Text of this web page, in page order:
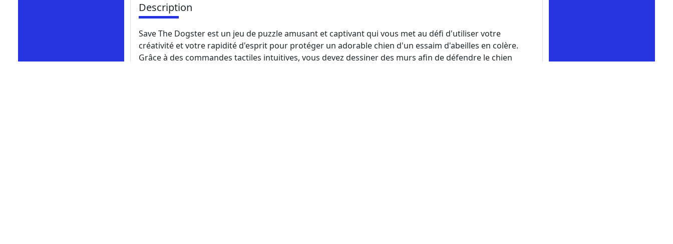
Description
Save The Dogster est un jeu de puzzle amusant et captivant qui vous met au défi d'utiliser votre
créativité et votre rapidité d'esprit pour protéger un adorable chien d'un essaim d'abeilles en colère.
Grâce à des commandes tactiles intuitives, vous devez dessiner des murs afin de défendre le chien